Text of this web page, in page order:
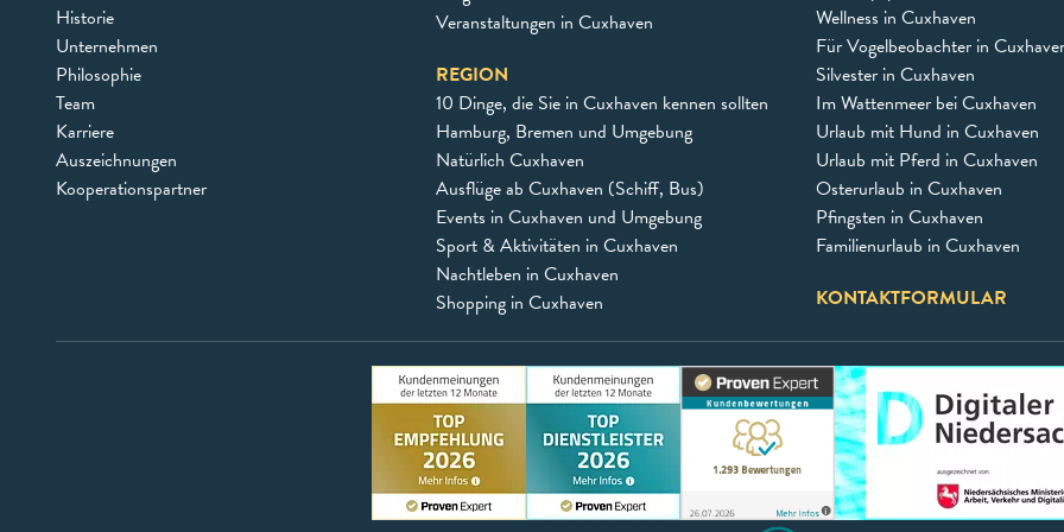
Historie
Unternehmen
Philosophie
Team
Karriere
Auszeichnungen
Kooperationspartner
Veranstaltungen in Cuxhaven
REGION
10 Dinge, die Sie in Cuxhaven kennen sollten
Hamburg, Bremen und Umgebung
Natürlich Cuxhaven
Ausflüge ab Cuxhaven (Schiff, Bus)
Events in Cuxhaven und Umgebung
Sport & Aktivitäten in Cuxhaven
Nachtleben in Cuxhaven
Shopping in Cuxhaven
Wellness in Cuxhaven
Für Vogelbeobachter in
Silvester in Cuxhaven
Im Wattenmeer bei Cuxhaven
Urlaub mit Hund in Cuxhaven
Urlaub mit Pferd in Cuxhaven
Osterurlaub in Cuxhaven
Pfingsten in Cuxhaven
Familienurlaub in Cuxhaven
KONTAKTFORMULAR